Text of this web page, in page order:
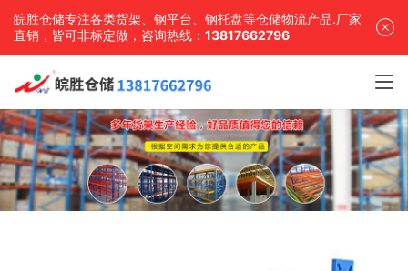
皖胜仓储专注各类货架、钢平台、钢托盘等仓储物流产品.厂家
直销，皆可非标定做，咨询热线： 13817662796